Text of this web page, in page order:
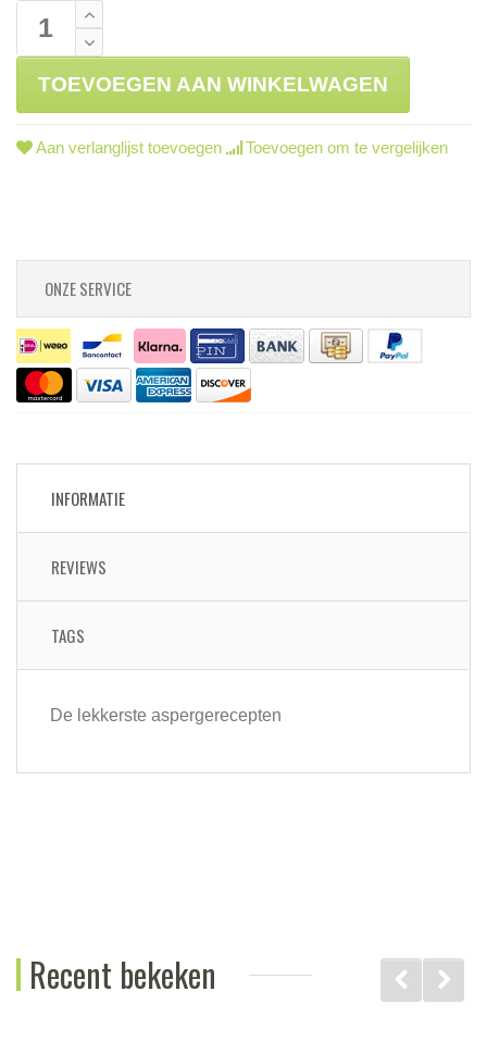
TOEVOEGEN AAN WINKELWAGEN
Aan verlanglijst toevoegen Toevoegen om te vergelijken
ONZE SERVICE
INFORMATIE
REVIEWS
TAGS
De lekkerste aspergerecepten
Recent bekeken